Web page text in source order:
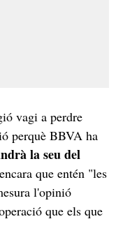
vagi a perdre
perquè BBVA ha
la seu del
que entén "les
l'opinió
que els que